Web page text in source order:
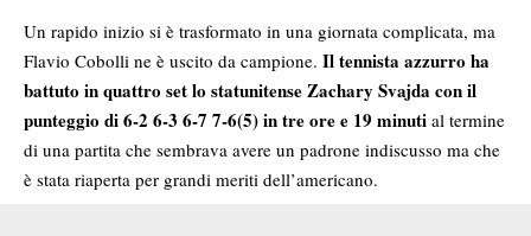
Un rapido inizio si è trasformato in una giornata complicata, ma
Flavio Cobolli ne è uscito da campione. Il tennista azzurro ha
battuto in quattro set lo statunitense Zachary Svajda con il
punteggio di 6-2 6-3 6-7 7-6(5) in tre ore e 19 minuti al termine
di una partita che sembrava avere un padrone indiscusso ma che
è stata riaperta per grandi meriti dell’americano.